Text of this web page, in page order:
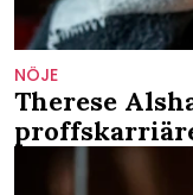
NÖJE
Therese